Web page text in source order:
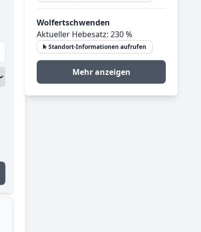
Wolfertschwenden
Aktueller Hebesatz: 230 %
Standort-Informationen aufrufen
Mehr anzeigen